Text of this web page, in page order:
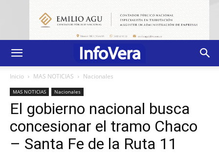
Inicio MAS NOTICIAS Nacionales
MAS NOTICIAS Nacionales
El gobierno nacional busca
concesionar el tramo Chaco
– Santa Fe de la Ruta 11